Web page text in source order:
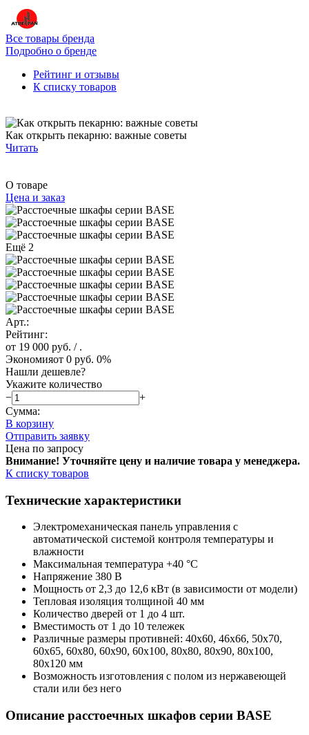
Все товары бренда
Подробно о бренде
Рейтинг и отзывы
К списку товаров
Как открыть пекарню: важные советы
Читать
О товаре
Цена и заказ
Ещё 2
Арт.:
Рейтинг:
от 19 000 руб. / .
Экономияот 0 руб. 0%
Нашли дешевле?
Укажите количество
−
+
Сумма:
В корзину
Отправить заявку
Цена по запросу
Внимание! Уточняйте цену и наличие товара у менеджера.
К списку товаров
Технические характеристики
Электромеханическая панель управления с
автоматической системой контроля температуры и
влажности
Максимальная температура +40 °С
Напряжение 380 В
Мощность от 2,3 до 12,6 кВт (в зависимости от модели)
Тепловая изоляция толщиной 40 мм
Количество дверей от 1 до 4 шт.
Вместимость от 1 до 10 тележек
Различные размеры противней: 40х60, 46х66, 50х70,
60х65, 60х80, 60х90, 60х100, 80х80, 80х90, 80х100,
80х120 мм
Возможность изготовления с полом из нержавеющей
стали или без него
Описание расстоечных шкафов серии BASE